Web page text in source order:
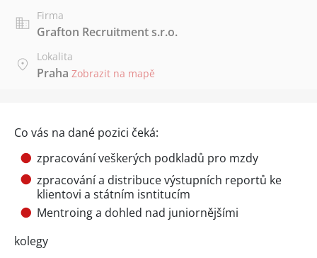
Firma
Grafton Recruitment s.r.o.
Lokalita
Praha Zobrazit na mapě
Co vás na dané pozici čeká:
zpracování veškerých podkladů pro mzdy
zpracování a distribuce výstupních reportů ke
klientovi a státním isntitucím
Mentroing a dohled nad juniornějšími
kolegy